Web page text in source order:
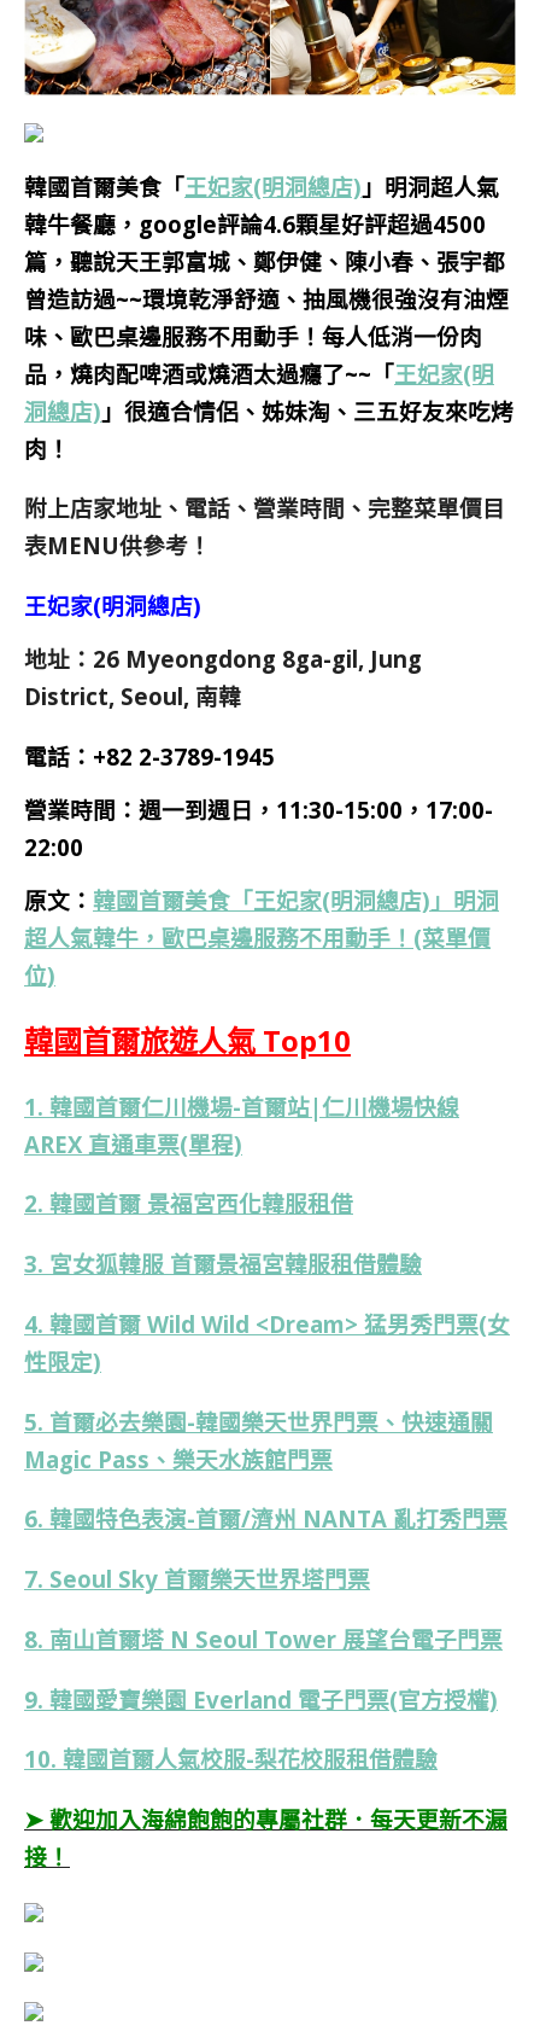
韓國首爾美食「王妃家(明洞總店) 」明洞超人氣
韓牛餐廳，google評論4.6顆星好評超過4500
篇，聽說天王郭富城、鄭伊健、陳小春、張宇都
曾造訪過~~環境乾淨舒適、抽風機很強沒有油煙
味、歐巴桌邊服務不用動手！每人低消一份肉
品，燒肉配啤酒或燒酒太過癮了~~「王妃家(明
洞總店) 」很適合情侶、姊妹淘、三五好友來吃烤
肉！
附上店家地址、電話、營業時間、完整菜單價目
表MENU供參考！
王妃家(明洞總店)
地址：26 Myeongdong 8ga-gil, Jung
District, Seoul, 南韓
電話： +82 2-3789-1945
營業時間：週一到週日，11:30-15:00，17:00-
22:00
原文： 韓國首爾美食「王妃家(明洞總店)」明洞
超人氣韓牛，歐巴桌邊服務不用動手！(菜單價
位)
韓國首爾旅遊人氣 Top10
1. 韓國首爾仁川機場-首爾站|仁川機場快線
AREX 直通車票(單程)
2. 韓國首爾 景福宮西化韓服租借
3. 宮女狐韓服 首爾景福宮韓服租借體驗
4. 韓國首爾 Wild Wild <Dream> 猛男秀門票(女
性限定)
5. 首爾必去樂園-韓國樂天世界門票、快速通關
Magic Pass、樂天水族館門票
6. 韓國特色表演-首爾/濟州 NANTA 亂打秀門票
7. Seoul Sky 首爾樂天世界塔門票
8. 南山首爾塔 N Seoul Tower 展望台電子門票
9. 韓國愛寶樂園 Everland 電子門票(官方授權)
10. 韓國首爾人氣校服-梨花校服租借體驗
➤ 歡迎加入海綿飽飽的專屬社群．每天更新不漏
接！